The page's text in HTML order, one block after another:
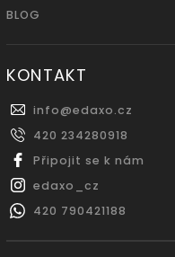
BLOG
KONTAKT
info@edaxo.cz
420 234280918
Připojit se k nám
edaxo_cz
420 790421188